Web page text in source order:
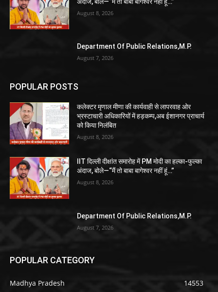
August 8, 2026
Department Of Public Relations,M.P.
August 7, 2026
POPULAR POSTS
कलेक्टर मृणाल मीणा की कार्यवाही से लापरवाह ओर
भ्रस्टाचारी अधिकारियों में हड़कम्प,अब ईशानगर प्राचार्य
को किया निलंबित
August 8, 2026
IIT दिल्ली दीक्षांत समारोह में PM मोदी का हल्का-फुल्का
अंदाज, बोले—“मैं तो बाबा बागेश्वर नहीं हूं…”
August 8, 2026
Department Of Public Relations,M.P.
August 7, 2026
POPULAR CATEGORY
Madhya Pradesh
14553